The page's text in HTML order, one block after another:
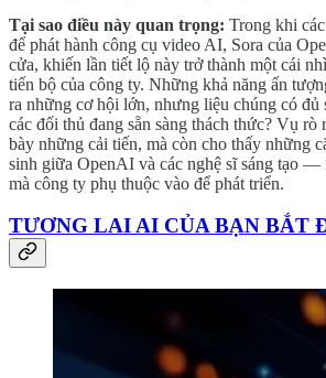
Tại sao điều này quan trọng: Trong khi
để phát hành công cụ video AI, Sora của
cửa, khiến lần tiết lộ này trở thành một cái
tiến bộ của công ty. Những khả năng ấn
ra những cơ hội lớn, nhưng liệu chúng có đủ
các đối thủ đang sẵn sàng thách thức? Vụ
bày những cải tiến, mà còn cho thấy những
sinh giữa OpenAI và các nghệ sĩ sáng tạo —
mà công ty phụ thuộc vào để phát triển.
TƯƠNG LAI AI CỦA BẠN BẮT